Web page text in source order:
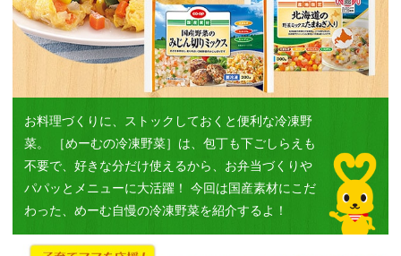
お料理づくりに、ストックしておくと便利な冷凍野
菜。
［めーむの冷凍野菜］は、包丁も下ごしらえも
不要で、好きな分だけ使えるから、お弁当づくりや
パパッとメニューに大活躍！
今回は国産素材にこだ
わった、めーむ自慢の冷凍野菜を紹介するよ！